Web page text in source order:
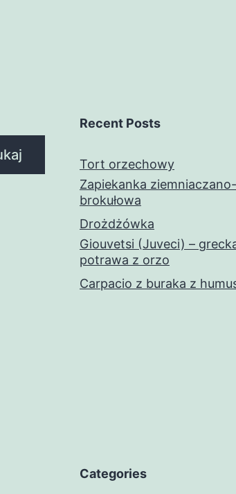
Recent Posts
Tort orzechowy
Zapiekanka ziemniaczano-
brokułowa
Drożdżówka
Giouvetsi (Juveci) –
potrawa z orzo
Carpacio z buraka z
Categories